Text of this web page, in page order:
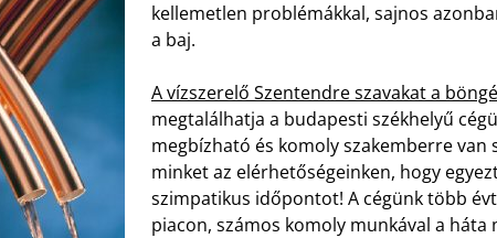
kellemetlen problémákkal, sajnos
a baj.
A vízszerelő Szentendre szavakat a
megtalálhatja a budapesti székhelyű
megbízható és komoly szakemberre van
minket az elérhetőségeinken, hogy
szimpatikus időpontot! A cégünk több
piacon, számos komoly munkával a